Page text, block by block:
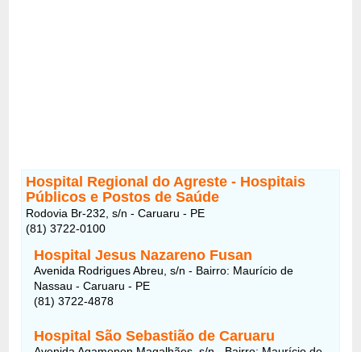
Hospital Regional do Agreste - Hospitais
Públicos e Postos de Saúde
Rodovia Br-232, s/n - Caruaru - PE
(81) 3722-0100
Hospital Jesus Nazareno Fusan
Avenida Rodrigues Abreu, s/n - Bairro: Maurício de
Nassau - Caruaru - PE
(81) 3722-4878
Hospital São Sebastião de Caruaru